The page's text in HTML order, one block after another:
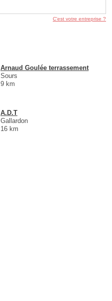
C'est votre entreprise ?
Arnaud Goulée terrassement
Sours
9 km
A.D.T
Gallardon
16 km